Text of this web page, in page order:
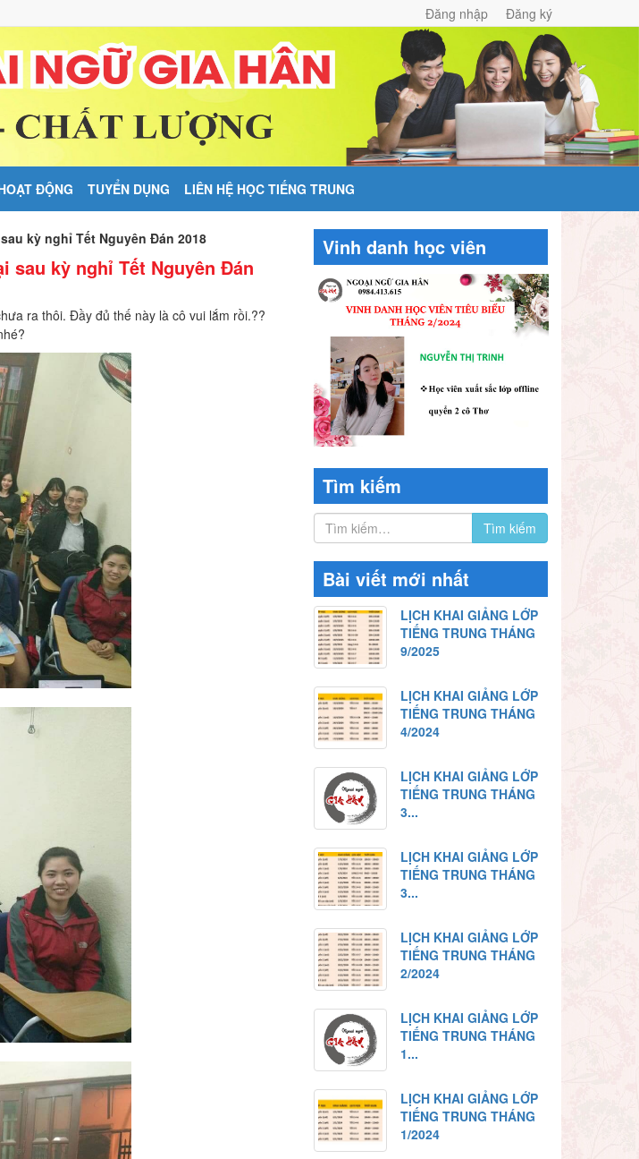
Đăng nhập Đăng ký
ĐỘNG TUYỂN DỤNG LIÊN HỆ HỌC TIẾNG TRUNG
kỳ nghỉ Tết Nguyên Đán 2018
sau kỳ nghỉ Tết Nguyên Đán
ra thôi. Đầy đủ thế này là cô vui lắm rồi.??
Vinh danh học viên
Tìm kiếm
Bài viết mới nhất
LỊCH KHAI GIẢNG LỚP
TIẾNG TRUNG THÁNG
9/2025
LỊCH KHAI GIẢNG LỚP
TIẾNG TRUNG THÁNG
4/2024
LỊCH KHAI GIẢNG LỚP
TIẾNG TRUNG THÁNG
3...
LỊCH KHAI GIẢNG LỚP
TIẾNG TRUNG THÁNG
3...
LỊCH KHAI GIẢNG LỚP
TIẾNG TRUNG THÁNG
2/2024
LỊCH KHAI GIẢNG LỚP
TIẾNG TRUNG THÁNG
1...
LỊCH KHAI GIẢNG LỚP
TIẾNG TRUNG THÁNG
1/2024